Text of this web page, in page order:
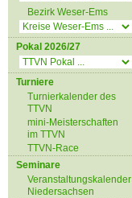
Bezirk Weser-Ems
Pokal 2026/27
Turniere
Turnierkalender des
TTVN
mini-Meisterschaften
im TTVN
TTVN-Race
Seminare
Veranstaltungskalender
Niedersachsen